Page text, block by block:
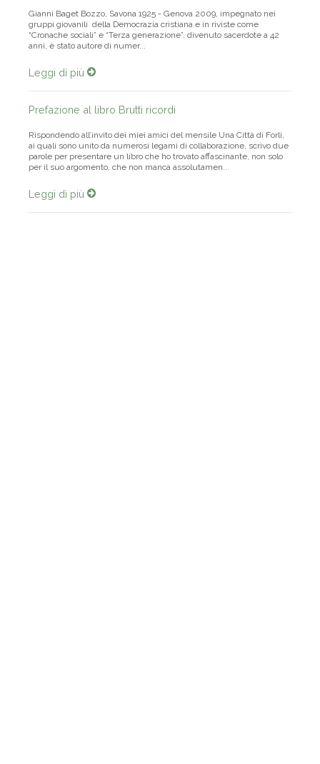
Gianni Baget Bozzo, Savona 1925 - Genova 2009, impegnato nei
gruppi giovanili della Democrazia cristiana e in riviste come
“Cronache sociali” e “Terza generazione”, divenuto sacerdote a 42
anni, è stato autore di numer...
Leggi di più
Prefazione al libro Brutti ricordi
Rispondendo all’invito dei miei amici del mensile Una Città di Forlì,
ai quali sono unito da numerosi legami di collaborazione, scrivo due
parole per presentare un libro che ho trovato affascinante, non solo
per il suo argomento, che non manca assolutamen...
Leggi di più